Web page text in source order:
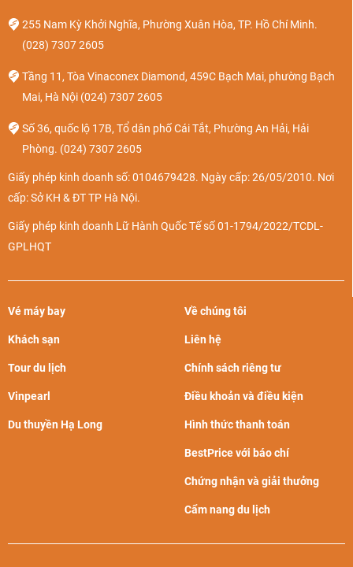
255 Nam Kỳ Khởi Nghĩa, Phường Xuân Hòa, TP. Hồ Chí Minh.
(028) 7307 2605
Tầng 11, Tòa Vinaconex Diamond, 459C Bạch Mai, phường Bạch
Mai, Hà Nội (024) 7307 2605
Số 36, quốc lộ 17B, Tổ dân phố Cái Tắt, Phường An Hải, Hải
Phòng. (024) 7307 2605
Giấy phép kinh doanh số: 0104679428. Ngày cấp: 26/05/2010. Nơi
cấp: Sở KH & ĐT TP Hà Nội.
Giấy phép kinh doanh Lữ Hành Quốc Tế số 01-1794/2022/TCDL-
GPLHQT
Vé máy bay
Khách sạn
Tour du lịch
Vinpearl
Du thuyền Hạ Long
Về chúng tôi
Liên hệ
Chính sách riêng tư
Điều khoản và điều kiện
Hình thức thanh toán
BestPrice với báo chí
Chứng nhận và giải thưởng
Cẩm nang du lịch